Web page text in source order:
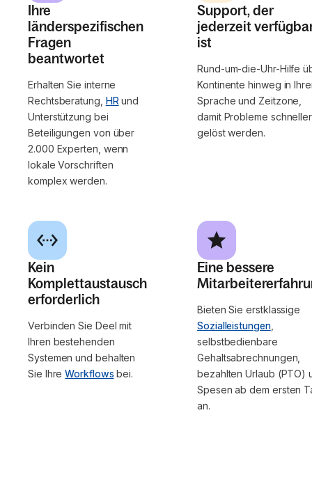
Ihre
länderspezifischen
Fragen
beantwortet
Erhalten Sie interne
Rechtsberatung, HR und
Unterstützung bei
Beteiligungen von über
2.000 Experten, wenn
lokale Vorschriften
komplex werden.
Support, der
jederzeit
ist
Rund-um-die-Uhr-Hilfe
Kontinente hinweg in
Sprache und Zeitzone,
damit Probleme schneller
gelöst werden.
Kein
Komplettaustausch
erforderlich
Verbinden Sie Deel mit
Ihren bestehenden
Systemen und behalten
Sie IhreWorkflows bei.
Eine bessere
Bieten Sie erstklassige
Sozialleistungen,
selbstbedienbare
Gehaltsabrechnungen,
bezahlten Urlaub (PTO)
Spesen ab dem ersten
an.